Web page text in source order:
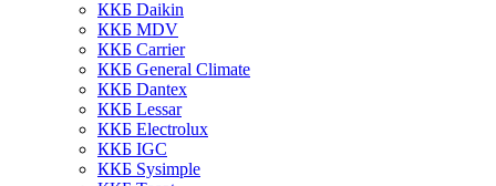
ККБ Daikin
ККБ MDV
ККБ Carrier
ККБ General Climate
ККБ Dantex
ККБ Lessar
ККБ Electrolux
ККБ IGC
ККБ Sysimple